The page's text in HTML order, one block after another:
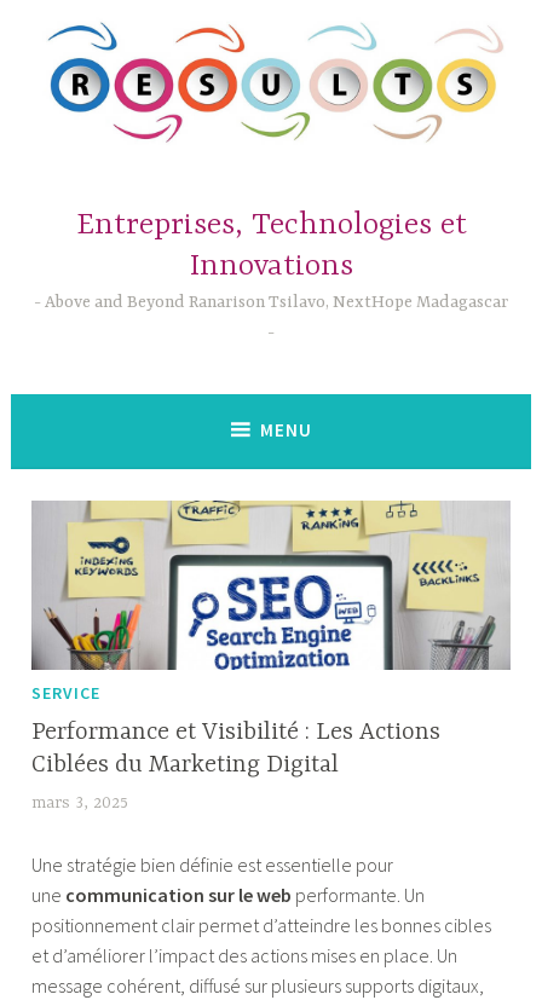
contenu
principal
Entreprises, Technologies et
Innovations
Above and Beyond Ranarison Tsilavo, NextHope Madagascar
MENU
SERVICE
Performance et Visibilité : Les Actions
Ciblées du Marketing Digital
mars 3, 2025
b
i
a
Une stratégie bien définie est essentielle pour
une communication sur le web performante. Un
positionnement clair permet d’atteindre les bonnes cibles
et d’améliorer l’impact des actions mises en place. Un
message cohérent, diffusé sur plusieurs supports digitaux,